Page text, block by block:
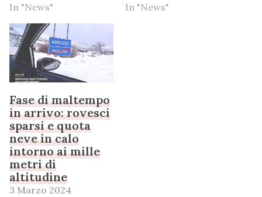
In "News"
In "News"
Fase di maltempo
in arrivo: rovesci
sparsi e quota
neve in calo
intorno ai mille
metri di
altitudine
3 Marzo 2024